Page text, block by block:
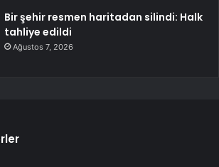
Bir şehir resmen haritadan silindi: Halk
tahliye edildi
Ağustos 7, 2026